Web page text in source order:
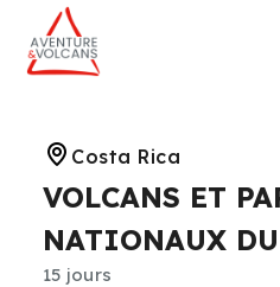
Costa Rica
VOLCANS ET
NATIONAUX
15 jours